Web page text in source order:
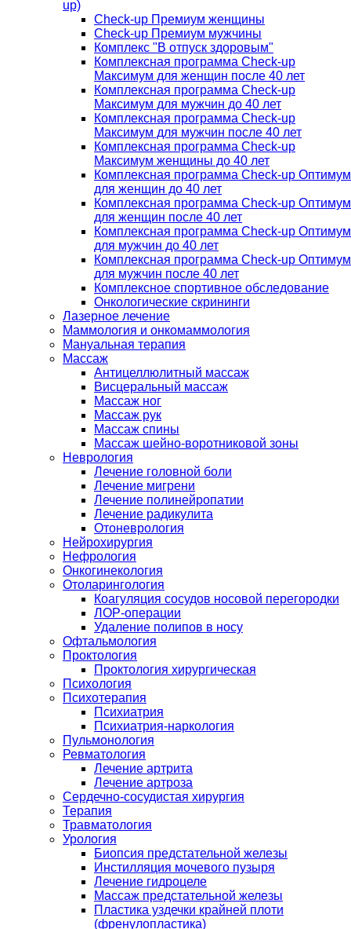
up)
Check-up Премиум женщины
Check-up Премиум мужчины
Комплекс "В отпуск здоровым"
Комплексная программа Check-up
Максимум для женщин после 40 лет
Комплексная программа Check-up
Максимум для мужчин до 40 лет
Комплексная программа Check-up
Максимум для мужчин после 40 лет
Комплексная программа Check-up
Максимум женщины до 40 лет
Комплексная программа Check-up Оптимум
для женщин до 40 лет
Комплексная программа Check-up Оптимум
для женщин после 40 лет
Комплексная программа Check-up Оптимум
для мужчин до 40 лет
Комплексная программа Check-up Оптимум
для мужчин после 40 лет
Комплексное спортивное обследование
Онкологические скрининги
Лазерное лечение
Маммология и онкомаммология
Мануальная терапия
Массаж
Антицеллюлитный массаж
Висцеральный массаж
Массаж ног
Массаж рук
Массаж спины
Массаж шейно-воротниковой зоны
Неврология
Лечение головной боли
Лечение мигрени
Лечение полинейропатии
Лечение радикулита
Отоневрология
Нейрохирургия
Нефрология
Онкогинекология
Отоларингология
Коагуляция сосудов носовой перегородки
ЛОР-операции
Удаление полипов в носу
Офтальмология
Проктология
Проктология хирургическая
Психология
Психотерапия
Психиатрия
Психиатрия-наркология
Пульмонология
Ревматология
Лечение артрита
Лечение артроза
Сердечно-сосудистая хирургия
Терапия
Травматология
Урология
Биопсия предстательной железы
Инстилляция мочевого пузыря
Лечение гидроцеле
Массаж предстательной железы
Пластика уздечки крайней плоти
(френулопластика)